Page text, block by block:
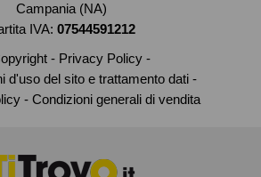
Campania (NA)
IVA: 07544591212
Privacy Policy
d'uso del sito e trattamento dati
Condizioni generali di vendita